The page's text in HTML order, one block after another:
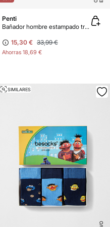
Penti
Bañador hombre estampado tropical
15,30 € 33,99 €
Ahorras 18,69 €
SIMILARES